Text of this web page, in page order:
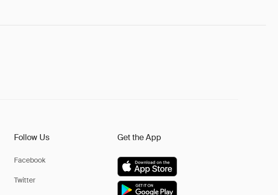
Follow Us
Facebook
Twitter
Get the App